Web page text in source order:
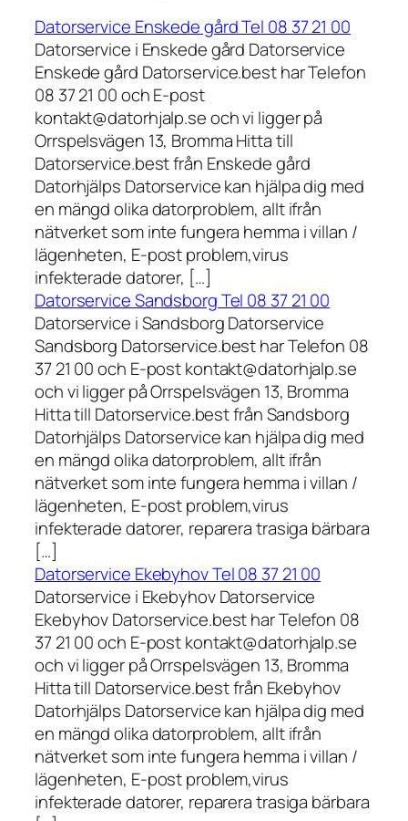
Datorservice Enskede gård Tel 08 37 21 00
Datorservice i Enskede gård Datorservice
Enskede gård Datorservice.best har Telefon
08 37 21 00 och E-post
kontakt@datorhjalp.se och vi ligger på
Orrspelsvägen 13, Bromma Hitta till
Datorservice.best från Enskede gård
Datorhjälps Datorservice kan hjälpa dig med
en mängd olika datorproblem, allt ifrån
nätverket som inte fungera hemma i villan /
lägenheten, E-post problem,virus
infekterade datorer, […]
Datorservice Sandsborg Tel 08 37 21 00
Datorservice i Sandsborg Datorservice
Sandsborg Datorservice.best har Telefon 08
37 21 00 och E-post kontakt@datorhjalp.se
och vi ligger på Orrspelsvägen 13, Bromma
Hitta till Datorservice.best från Sandsborg
Datorhjälps Datorservice kan hjälpa dig med
en mängd olika datorproblem, allt ifrån
nätverket som inte fungera hemma i villan /
lägenheten, E-post problem,virus
infekterade datorer, reparera trasiga bärbara
[…]
Datorservice Ekebyhov Tel 08 37 21 00
Datorservice i Ekebyhov Datorservice
Ekebyhov Datorservice.best har Telefon 08
37 21 00 och E-post kontakt@datorhjalp.se
och vi ligger på Orrspelsvägen 13, Bromma
Hitta till Datorservice.best från Ekebyhov
Datorhjälps Datorservice kan hjälpa dig med
en mängd olika datorproblem, allt ifrån
nätverket som inte fungera hemma i villan /
lägenheten, E-post problem,virus
infekterade datorer, reparera trasiga bärbara